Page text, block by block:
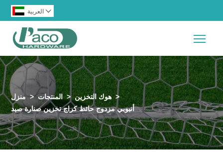
العربية 
منزل > المنتجات > هوك التخزين >
أنبوبي مزدوج حائط كراج تخزين صنارة صيد